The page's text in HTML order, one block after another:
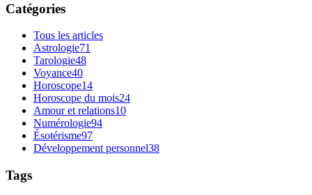
Catégories
Tous les articles
Astrologie71
Tarologie48
Voyance40
Horoscope14
Horoscope du mois24
Amour et relations10
Numérologie94
Ésotérisme97
Développement personnel38
Tags